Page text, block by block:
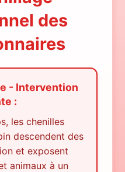
des
- Intervention
:
les chenilles
descendent des
et exposent
animaux à un